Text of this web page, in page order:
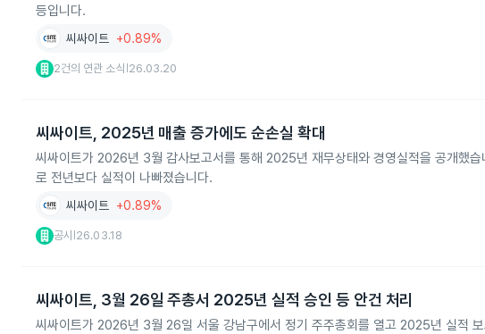
등입니다.
씨싸이트 +0.89%
2건의 연관 소식 26.03.20
씨싸이트, 2025년 매출 증가에도 순손실 확대
씨싸이트가 2026년 3월 감사보고서를 통해 2025년 재무상태와 경영실적을 공개했
로 전년보다 실적이 나빠졌습니다.
씨싸이트 +0.89%
공시 26.03.18
씨싸이트, 3월 26일 주총서 2025년 실적 승인 등 안건 처리
씨싸이트가 2026년 3월 26일 서울 강남구에서 정기 주주총회를 열고 2025년 실적